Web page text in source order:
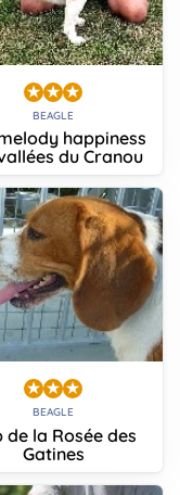
BEAGLE
happiness
du Cranou
BEAGLE
de la Rosée des
Gatines